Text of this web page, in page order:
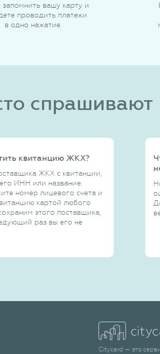
вашу карту и
проводить платежи
в одно нажатие
спрашивают
квитанцию ЖКХ?
ЖКХ с квитанции,
ИНН или название.
номер лицевого счета и
картой любого
этого поставщика,
раз вы его не
Citycard — это